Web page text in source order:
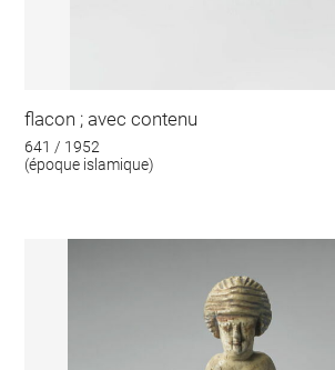
flacon ; avec contenu
641 / 1952
(époque islamique)